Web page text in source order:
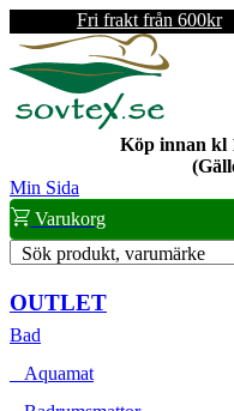
Fri frakt från 600kr
Köp innan kl
Min Sida
Varukorg
Sök produkt, varumärke
OUTLET
Bad
Aquamat